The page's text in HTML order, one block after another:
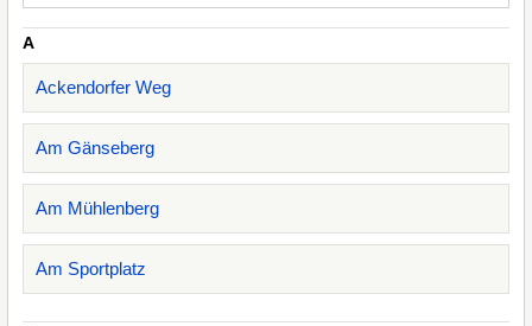
A
Ackendorfer Weg
Am Gänseberg
Am Mühlenberg
Am Sportplatz